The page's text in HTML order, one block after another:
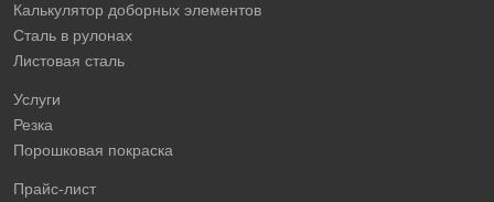
Калькулятор доборных элементов
Сталь в рулонах
Листовая сталь
Услуги
Резка
Порошковая покраска
Прайс-лист